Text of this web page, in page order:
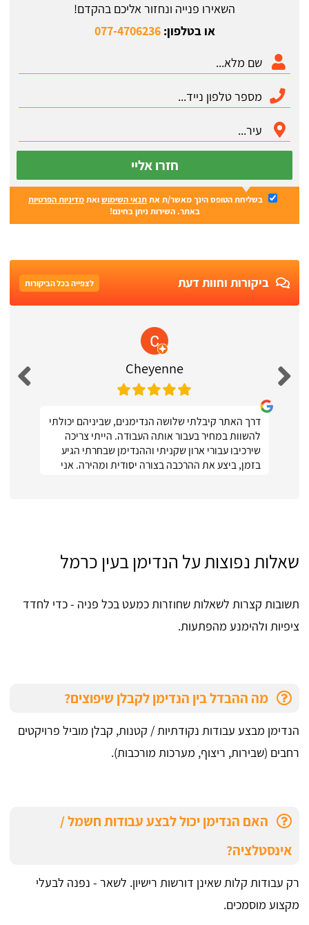
השאירו פנייה ונחזור אליכם בהקדם!
או בטלפון:077-4706236
חזרו אליי
בשליחת הטופס הינך מאשר/ת אתתנאי השימושואתמדיניות הפרטיות
באתר. השירות ניתן בחינם!
ביקורות וחוות דעת לצפייה בכל הביקורות
Cheyenne
דרך האתר קיבלתי שלושה הנדימנים, שביניהם יכולתי
להשוות במחיר בעבור אותה העבודה. הייתי צריכה
שירכיבו עבורי ארון שקניתי וההנדימן שבחרתי הגיע
בזמן, ביצע את ההרכבה בצורה יסודית ומהירה. אני
שאלות נפוצות על הנדימן בעין כרמל
תשובות קצרות לשאלות שחוזרות כמעט בכל פניה - כדי לחדד
ציפיות ולהימנע מהפתעות.
מה ההבדל בין הנדימן לקבלן שיפוצים?
הנדימן מבצע עבודות נקודתיות / קטנות, קבלן מוביל פרויקטים
רחבים (שבירות, ריצוף, מערכות מורכבות).
האם הנדימן יכול לבצע עבודות חשמל /
אינסטלציה?
רק עבודות קלות שאינן דורשות רישיון. לשאר - נפנה לבעלי
מקצוע מוסמכים.